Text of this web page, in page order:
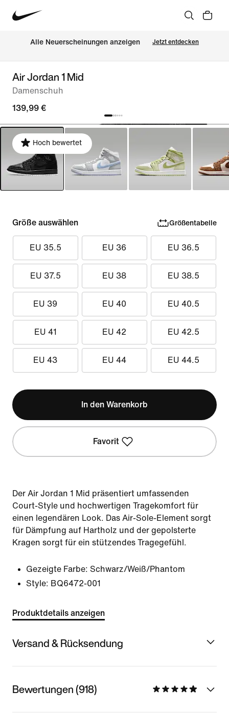
Alle Neuerscheinungen anzeigen Jetzt entdecken
Air Jordan 1 Mid
Damenschuh
139,99 €
Hoch bewertet
Größe auswählen Größentabelle
EU 35.5 EU 36 EU 36.5
EU 37.5 EU 38 EU 38.5
EU 39 EU 40 EU 40.5
EU 41 EU 42 EU 42.5
EU 43 EU 44 EU 44.5
In den Warenkorb
Favorit
Der Air Jordan 1 Mid präsentiert umfassenden
Court-Style und hochwertigen Tragekomfort für
einen legendären Look. Das Air-Sole-Element sorgt
für Dämpfung auf Hartholz und der gepolsterte
Kragen sorgt für ein stützendes Tragegefühl.
Gezeigte Farbe: Schwarz/Weiß/Phantom
Style: BQ6472-001
Produktdetails anzeigen
Versand & Rücksendung
Bewertungen (918)